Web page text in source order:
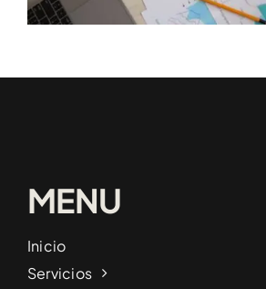
MENU
Inicio
Servicios